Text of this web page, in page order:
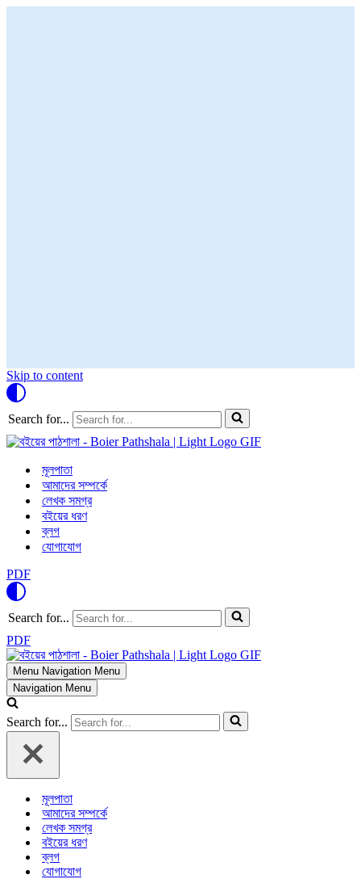
Skip to content
Search for...
মূলপাতা
আমাদের সম্পর্কে
লেখক সমগ্র
বইয়ের ধরণ
ব্লগ
যোগাযোগ
PDF
Search for...
PDF
Menu Navigation Menu
Navigation Menu
Search for...
মূলপাতা
আমাদের সম্পর্কে
লেখক সমগ্র
বইয়ের ধরণ
ব্লগ
যোগাযোগ